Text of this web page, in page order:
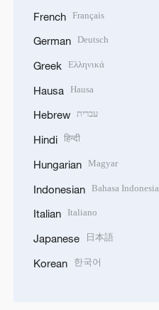
French Français
German Deutsch
Greek Ελληνικά
Hausa Hausa
Hebrew עברית
Hindi हिन्दी
Hungarian Magyar
Indonesian Bahasa Indonesia
Italian Italiano
Japanese 日本語
Korean 한국어